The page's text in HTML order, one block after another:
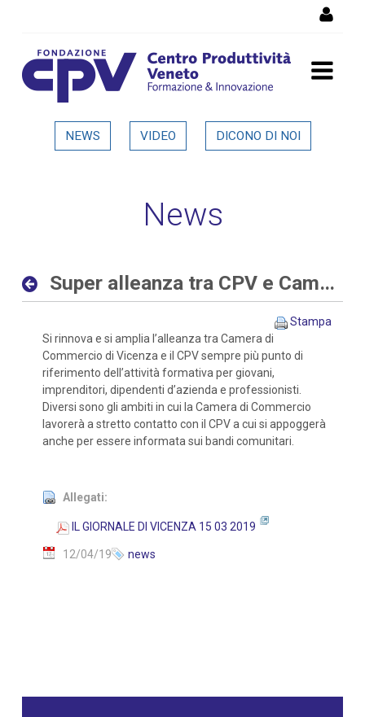
Super alleanza tra CPV e
Vicenza - Dettaglio in
NEWS VIDEO DICONO DI NOI
News
Super alleanza tra CPV e Camera di Commercio di Vicenza
Stampa
Si rinnova e si amplia l’alleanza tra Camera di
Commercio di Vicenza e il CPV sempre più punto di
riferimento dell’attività formativa per giovani,
imprenditori, dipendenti d’azienda e professionisti.
Diversi sono gli ambiti in cui la Camera di Commercio
lavorerà a stretto contatto con il CPV a cui si appoggerà
anche per essere informata sui bandi comunitari.
Allegati:
IL GIORNALE DI VICENZA 15 03 2019
12/04/19 news